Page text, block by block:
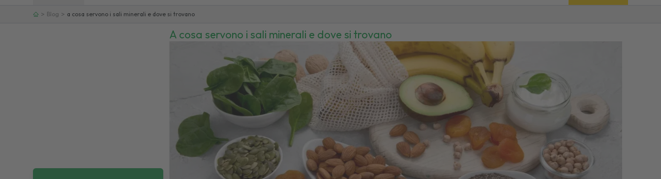
> Blog > a cosa servono i sali minerali e dove si trovano
A cosa servono i sali minerali e dove si trovano